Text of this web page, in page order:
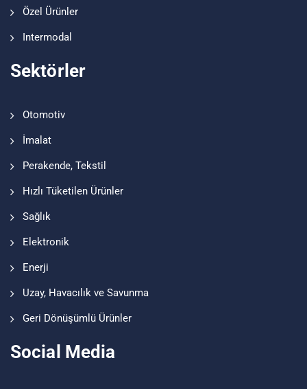
Özel Ürünler
Intermodal
Sektörler
Otomotiv
İmalat
Perakende, Tekstil
Hızlı Tüketilen Ürünler
Sağlık
Elektronik
Enerji
Uzay, Havacılık ve Savunma
Geri Dönüşümlü Ürünler
Social Media